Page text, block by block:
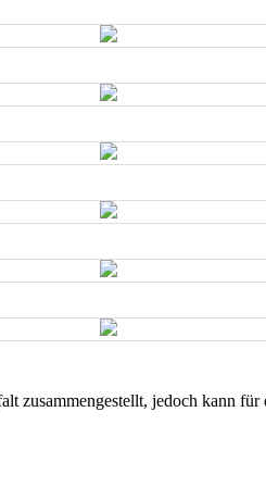
zusammengestellt, jedoch kann